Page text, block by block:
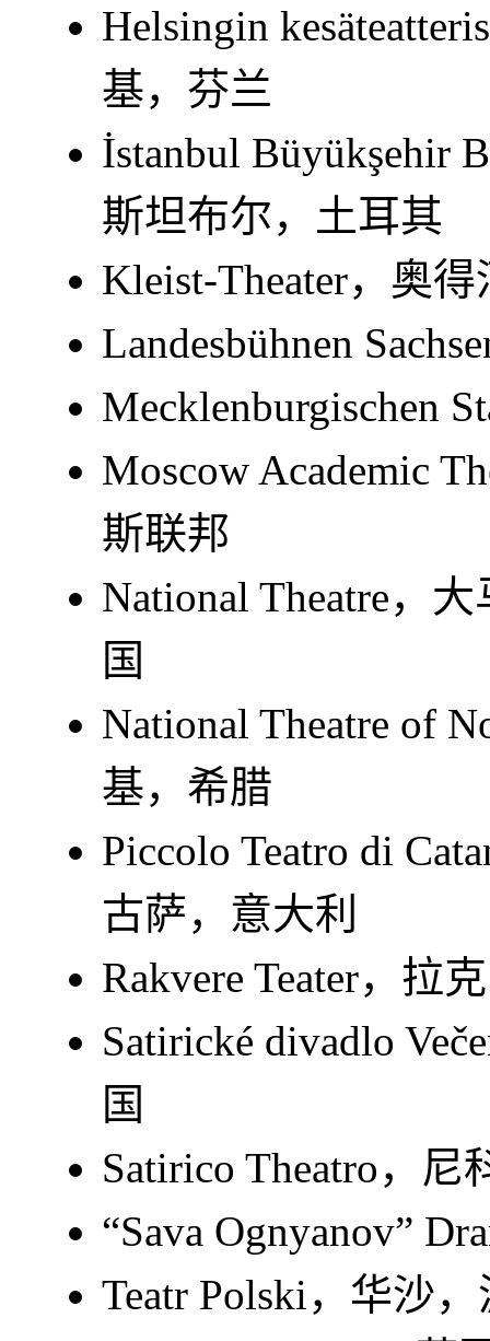
Helsingin
基，芬兰
İstanbul Büyükşehir
斯坦布尔，土耳其
Kleist-Theater，奥
Landesbühnen
Mecklenburgischen
Moscow Academic
斯联邦
National Theatre，
国
National Theatre of
基，希腊
Piccolo Teatro di
古萨，意大利
Rakvere Teater，拉
Satirické divadlo
国
Satirico Theatro，
“Sava Ognyanov”
Teatr Polski，华沙